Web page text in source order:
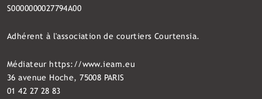
S0000000027794A00
Adhérent à l'association de courtiers Courtensia.
Médiateur https://www.ieam.eu
36 avenue Hoche, 75008 PARIS
01 42 27 28 83